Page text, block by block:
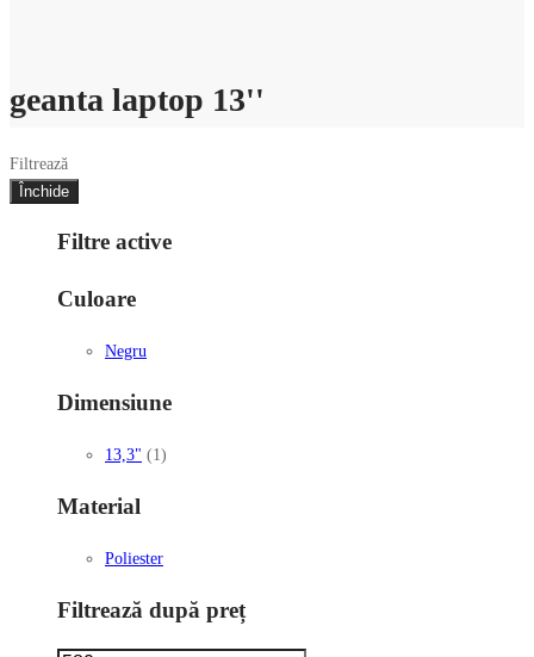
geanta laptop 13''
Filtrează
Închide
Filtre active
Culoare
Negru
Dimensiune
13,3" (1)
Material
Poliester
Filtrează după preț